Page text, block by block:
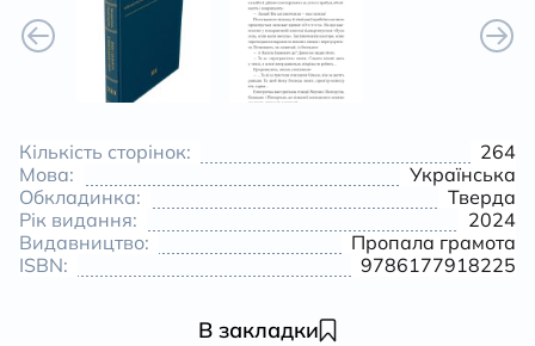
Кількість сторінок:
264
Мова:
Українська
Обкладинка:
Тверда
Рік видання:
2024
Видавництво:
Пропала грамота
ISBN:
9786177918225
В закладки